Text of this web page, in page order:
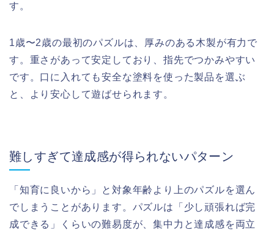
す。
1歳〜2歳の最初のパズルは、厚みのある木製が有力で
す。重さがあって安定しており、指先でつかみやすい
です。口に入れても安全な塗料を使った製品を選ぶ
と、より安心して遊ばせられます。
難しすぎて達成感が得られないパターン
「知育に良いから」と対象年齢より上のパズルを選ん
でしまうことがあります。パズルは「少し頑張れば完
成できる」くらいの難易度が、集中力と達成感を両立